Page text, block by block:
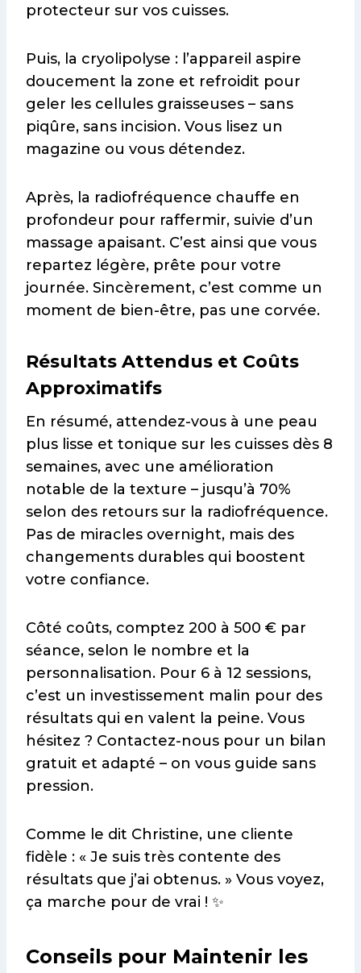
protecteur sur vos cuisses.
Puis, la cryolipolyse : l’appareil aspire
doucement la zone et refroidit pour
geler les cellules graisseuses – sans
piqûre, sans incision. Vous lisez un
magazine ou vous détendez.
Après, la radiofréquence chauffe en
profondeur pour raffermir, suivie d’un
massage apaisant. C’est ainsi que vous
repartez légère, prête pour votre
journée. Sincèrement, c’est comme un
moment de bien-être, pas une corvée.
Résultats Attendus et Coûts
Approximatifs
En résumé, attendez-vous à une peau
plus lisse et tonique sur les cuisses dès 8
semaines, avec une amélioration
notable de la texture – jusqu’à 70%
selon des retours sur la radiofréquence.
Pas de miracles overnight, mais des
changements durables qui boostent
votre confiance.
Côté coûts, comptez 200 à 500 € par
séance, selon le nombre et la
personnalisation. Pour 6 à 12 sessions,
c’est un investissement malin pour des
résultats qui en valent la peine. Vous
hésitez ? Contactez-nous pour un bilan
gratuit et adapté – on vous guide sans
pression.
Comme le dit Christine, une cliente
fidèle : « Je suis très contente des
résultats que j’ai obtenus. » Vous voyez,
ça marche pour de vrai ! ✨
Conseils pour Maintenir les